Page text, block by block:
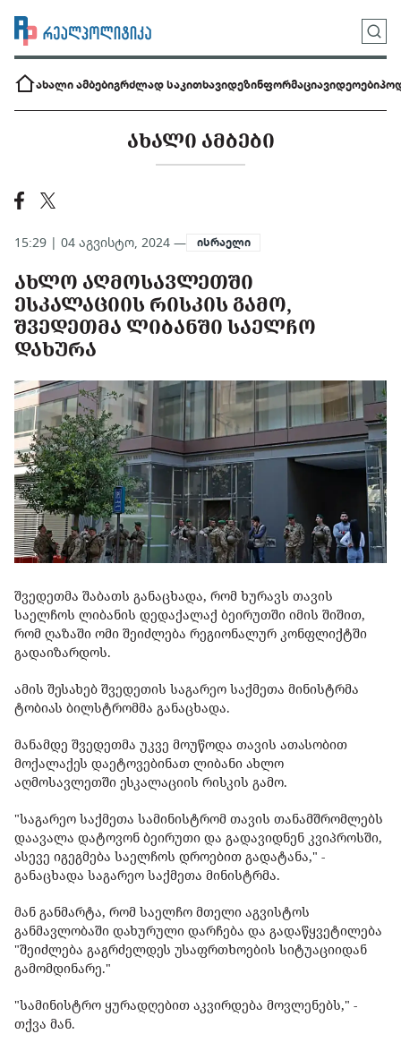
ახალი ამბებიგრძლად საკითხავიდეზინფორმაციავიდეოები
ᲐᲮᲐᲚᲘ ᲐᲛᲑᲔᲑᲘ
15:29 | 04 აგვისტო, 2024 — ისრაელი
ᲐᲮᲚᲝ ᲐᲦᲛᲝᲡᲐᲕᲚᲔᲗᲨᲘ
ᲔᲡᲙᲐᲚᲐᲪᲘᲘᲡ ᲠᲘᲡᲙᲘᲡ ᲒᲐᲛᲝ,
ᲨᲕᲔᲓᲔᲗᲛᲐ ᲚᲘᲑᲐᲜᲨᲘ ᲡᲐᲔᲚᲩᲝ
ᲓᲐᲮᲣᲠᲐ
შვედეთმა შაბათს განაცხადა, რომ ხურავს თავის
საელჩოს ლიბანის დედაქალაქ ბეირუთში იმის შიშით,
რომ ღაზაში ომი შეიძლება რეგიონალურ კონფლიქტში
გადაიზარდოს.
ამის შესახებ შვედეთის საგარეო საქმეთა მინისტრმა
ტობიას ბილსტრომმა განაცხადა.
მანამდე შვედეთმა უკვე მოუწოდა თავის ათასობით
მოქალაქეს დაეტოვებინათ ლიბანი ახლო
აღმოსავლეთში ესკალაციის რისკის გამო.
"საგარეო საქმეთა სამინისტრომ თავის თანამშრომლებს
დაავალა დატოვონ ბეირუთი და გადავიდნენ კვიპროსში,
ასევე იგეგმება საელჩოს დროებით გადატანა," -
განაცხადა საგარეო საქმეთა მინისტრმა.
მან განმარტა, რომ საელჩო მთელი აგვისტოს
განმავლობაში დახურული დარჩება და გადაწყვეტილება
"შეიძლება გაგრძელდეს უსაფრთხოების სიტუაციიდან
გამომდინარე."
"სამინისტრო ყურადღებით აკვირდება მოვლენებს," -
თქვა მან.